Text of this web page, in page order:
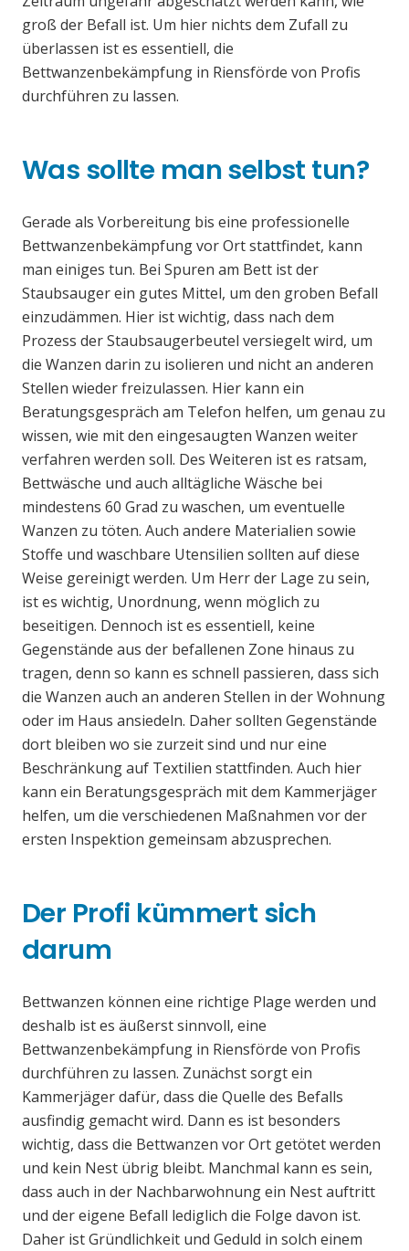
groß der Befall ist. Um hier nichts dem Zufall zu
überlassen ist es essentiell, die
Bettwanzenbekämpfung in Riensförde von Profis
durchführen zu lassen.
Was sollte man selbst tun?
Gerade als Vorbereitung bis eine professionelle
Bettwanzenbekämpfung vor Ort stattfindet, kann
man einiges tun. Bei Spuren am Bett ist der
Staubsauger ein gutes Mittel, um den groben Befall
einzudämmen. Hier ist wichtig, dass nach dem
Prozess der Staubsaugerbeutel versiegelt wird, um
die Wanzen darin zu isolieren und nicht an anderen
Stellen wieder freizulassen. Hier kann ein
Beratungsgespräch am Telefon helfen, um genau zu
wissen, wie mit den eingesaugten Wanzen weiter
verfahren werden soll. Des Weiteren ist es ratsam,
Bettwäsche und auch alltägliche Wäsche bei
mindestens 60 Grad zu waschen, um eventuelle
Wanzen zu töten. Auch andere Materialien sowie
Stoffe und waschbare Utensilien sollten auf diese
Weise gereinigt werden. Um Herr der Lage zu sein,
ist es wichtig, Unordnung, wenn möglich zu
beseitigen. Dennoch ist es essentiell, keine
Gegenstände aus der befallenen Zone hinaus zu
tragen, denn so kann es schnell passieren, dass sich
die Wanzen auch an anderen Stellen in der Wohnung
oder im Haus ansiedeln. Daher sollten Gegenstände
dort bleiben wo sie zurzeit sind und nur eine
Beschränkung auf Textilien stattfinden. Auch hier
kann ein Beratungsgespräch mit dem Kammerjäger
helfen, um die verschiedenen Maßnahmen vor der
ersten Inspektion gemeinsam abzusprechen.
Der Profi kümmert sich
darum
Bettwanzen können eine richtige Plage werden und
deshalb ist es äußerst sinnvoll, eine
Bettwanzenbekämpfung in Riensförde von Profis
durchführen zu lassen. Zunächst sorgt ein
Kammerjäger dafür, dass die Quelle des Befalls
ausfindig gemacht wird. Dann es ist besonders
wichtig, dass die Bettwanzen vor Ort getötet werden
und kein Nest übrig bleibt. Manchmal kann es sein,
dass auch in der Nachbarwohnung ein Nest auftritt
und der eigene Befall lediglich die Folge davon ist.
Daher ist Gründlichkeit und Geduld in solch einem